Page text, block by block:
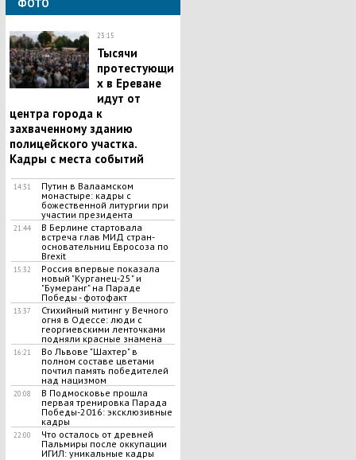
ФОТО
23:15
Тысячи
протестующи
х в Ереване
идут от
центра города к
захваченному зданию
полицейского участка.
Кадры с места событий
14:31
Путин в Валаамском
монастыре: кадры с
божественной литургии при
участии президента
21:44
В Берлине стартовала
встреча глав МИД стран-
основательниц Евросоза по
Brexit
15:32
Россия впервые показала
новый "Курганец-25" и
"Бумеранг" на Параде
Победы - фотофакт
13:37
Стихийный митинг у Вечного
огня в Одессе: люди с
георгиевскими ленточками
подняли красные знамена
16:21
Во Львове "Шахтер" в
полном составе цветами
почтил память победителей
над нацизмом
20:08
В Подмосковье прошла
первая тренировка Парада
Победы-2016: эксклюзивные
кадры
22:00
Что осталось от древней
Пальмиры после оккупации
ИГИЛ: уникальные кадры